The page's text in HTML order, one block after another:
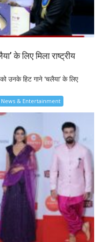
के लिए मिला राष्ट्रीय
उनके हिट गाने ‘चलैया’ के लिए
News & Entertainment